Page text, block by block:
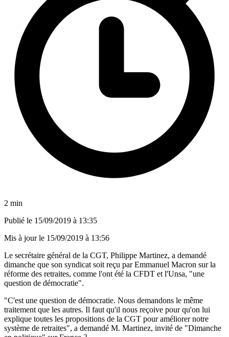
2 min
Publié le 15/09/2019 à 13:35
Mis à jour le 15/09/2019 à 13:56
Le secrétaire général de la CGT, Philippe Martinez, a demandé
dimanche que son syndicat soit reçu par Emmanuel Macron sur la
réforme des retraites, comme l'ont été la CFDT et l'Unsa, "une
question de démocratie".
"C'est une question de démocratie. Nous demandons le même
traitement que les autres. Il faut qu'il nous reçoive pour qu'on lui
explique toutes les propositions de la CGT pour améliorer notre
système de retraites", a demandé M. Martinez, invité de "Dimanche